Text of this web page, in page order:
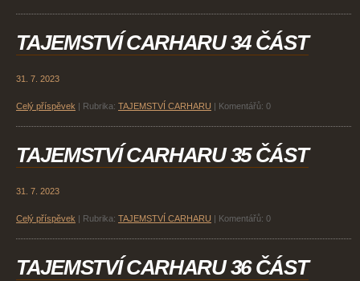
TAJEMSTVÍ CARHARU 34 ČÁST
31. 7. 2023
Celý příspěvek Rubrika: TAJEMSTVÍ CARHARU Komentářů: 0
TAJEMSTVÍ CARHARU 35 ČÁST
31. 7. 2023
Celý příspěvek Rubrika: TAJEMSTVÍ CARHARU Komentářů: 0
TAJEMSTVÍ CARHARU 36 ČÁST